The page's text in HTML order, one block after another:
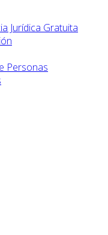
Jurídica Gratuita
Personas